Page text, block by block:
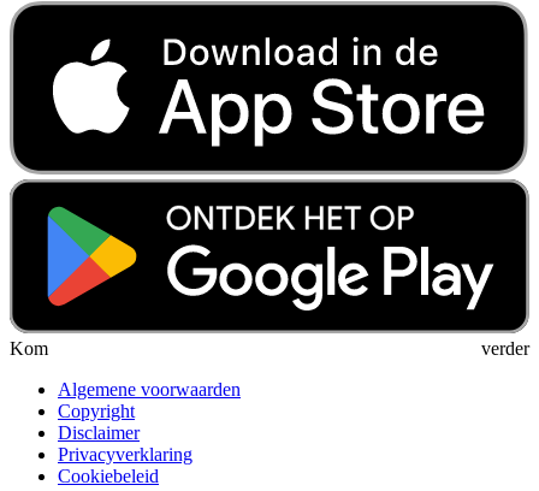
Kom verder
Algemene voorwaarden
Copyright
Disclaimer
Privacyverklaring
Cookiebeleid